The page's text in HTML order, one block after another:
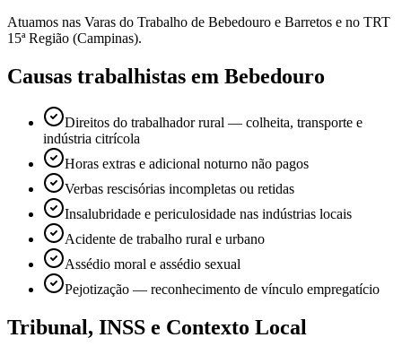
Atuamos nas Varas do Trabalho de Bebedouro e Barretos e no TRT
15ª Região (Campinas).
Causas trabalhistas em Bebedouro
Direitos do trabalhador rural — colheita, transporte e
indústria citrícola
Horas extras e adicional noturno não pagos
Verbas rescisórias incompletas ou retidas
Insalubridade e periculosidade nas indústrias locais
Acidente de trabalho rural e urbano
Assédio moral e assédio sexual
Pejotização — reconhecimento de vínculo empregatício
Tribunal, INSS e Contexto Local